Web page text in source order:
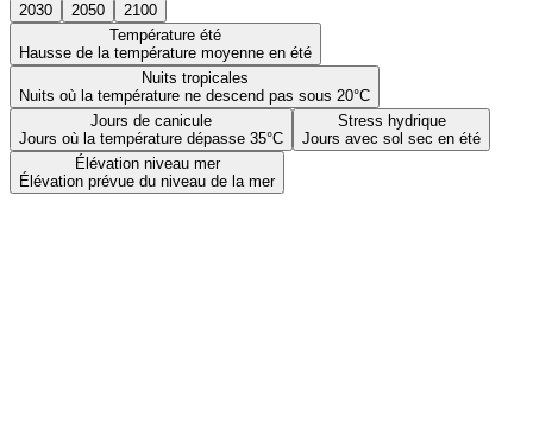
2030 2050
2100
Température été
Hausse de la température moyenne en été
Nuits tropicales
Nuits où la température ne descend pas sous 20°C
Jours de canicule
Jours où la température dépasse 35°C
Stress hydrique
Jours avec sol sec en été
Élévation niveau mer
Élévation prévue du niveau de la mer